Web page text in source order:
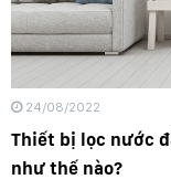
24/08/2022
Thiết bị lọc nước
như thế nào?